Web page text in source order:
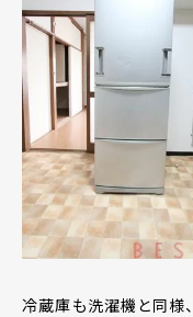
冷蔵庫も洗濯機と同様